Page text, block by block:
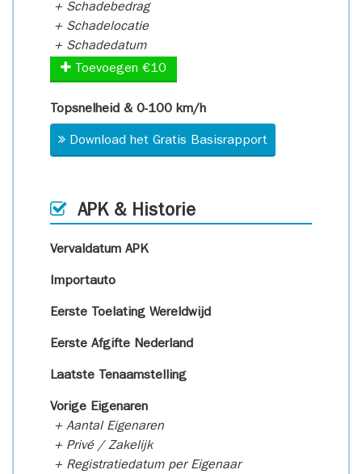
+ Schadebedrag
+ Schadelocatie
+ Schadedatum
Toevoegen €10
Topsnelheid & 0-100 km/h
Download het Gratis Basisrapport
APK & Historie
Vervaldatum APK
Importauto
Eerste Toelating Wereldwijd
Eerste Afgifte Nederland
Laatste Tenaamstelling
Vorige Eigenaren
+ Aantal Eigenaren
+ Privé / Zakelijk
+ Registratiedatum per Eigenaar